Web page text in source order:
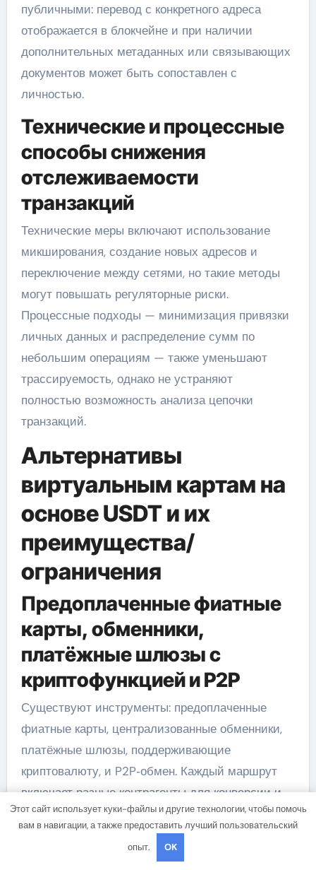
публичными: перевод с конкретного адреса
отображается в блокчейне и при наличии
дополнительных метаданных или связывающих
документов может быть сопоставлен с
личностью.
Технические и процессные
способы снижения
отслеживаемости
транзакций
Технические меры включают использование
микширования, создание новых адресов и
переключение между сетями, но такие методы
могут повышать регуляторные риски.
Процессные подходы — минимизация привязки
личных данных и распределение сумм по
небольшим операциям — также уменьшают
трассируемость, однако не устраняют
полностью возможность анализа цепочки
транзакций.
Альтернативы
виртуальным картам на
основе USDT и их
преимущества/
ограничения
Предоплаченные фиатные
карты, обменники,
платёжные шлюзы с
криптофункцией и P2P
Существуют инструменты: предоплаченные
фиатные карты, централизованные обменники,
платёжные шлюзы, поддерживающие
криптовалюту, и P2P‑обмен. Каждый маршрут
включает разные контрагенты для конверсии и
различается по скорости, стоимости и
требованиям KYC.
Этот сайт использует куки-файлы и другие технологии, чтобы помочь
вам в навигации, а также предоставить лучший пользовательский
опыт.
OK